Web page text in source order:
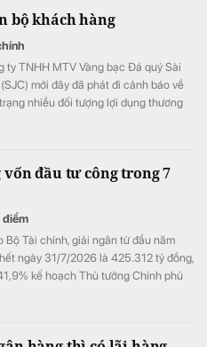
bộ khách hàng
ty TNHH MTV Vàng bạc Đá quý Sài
mới đây đã phát đi cảnh báo về
nhiều đối tượng lợi dụng thương
vốn đầu tư công trong 7
điểm
Bộ Tài chính, giải ngân từ đầu năm
ngày 31/7/2026 là 425.312 tỷ đồng,
kế hoạch Thủ tướng Chính phủ